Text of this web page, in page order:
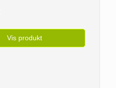
Vis produkt